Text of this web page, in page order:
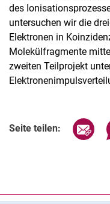
des
untersuchen wir die
Elektronen in
Molekülfragmente
zweiten Teilprojekt
Seite teilen: